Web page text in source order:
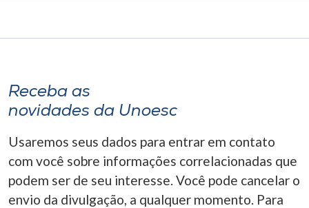
Receba as
novidades da Unoesc
Usaremos seus dados para entrar em contato
com você sobre informações correlacionadas que
podem ser de seu interesse. Você pode cancelar o
envio da divulgação, a qualquer momento. Para